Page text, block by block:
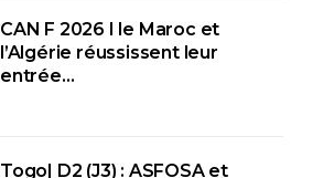
CAN F 2026 I le Maroc et
l’Algérie réussissent leur
entrée…
Togo| D2 (J3) : ASFOSA et